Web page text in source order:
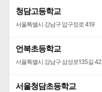
청담고등학교
서울특별시 강남구 압구정로 419
언북초등학교
서울특별시 강남구 삼성로135길 42
서울청담초등학교